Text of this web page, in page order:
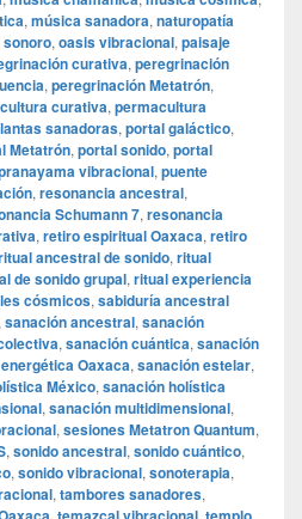
, música sanadora, naturopatía
, oasis vibracional, paisaje
curativa, peregrinación
, peregrinación Metatrón,
curativa, permacultura
sanadoras, portal galáctico,
Metatrón, portal sonido, portal
vibracional, puente
, resonancia ancestral,
Schumann 7, resonancia
, retiro espiritual Oaxaca, retiro
ancestral de sonido, ritual
de sonido grupal, ritual experiencia
cósmicos, sabiduría ancestral
sanación ancestral, sanación
, sanación cuántica, sanación
Oaxaca, sanación estelar,
México, sanación holística
, sanación multidimensional,
, sesiones Metatron Quantum,
, sonido ancestral, sonido cuántico,
, sonido vibracional, sonoterapia,
, tambores sanadores,